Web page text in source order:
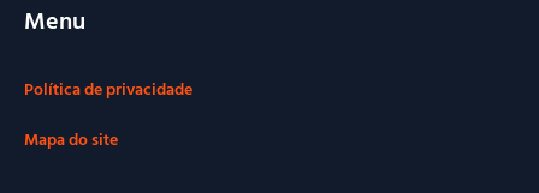
Menu
Política de privacidade
Mapa do site